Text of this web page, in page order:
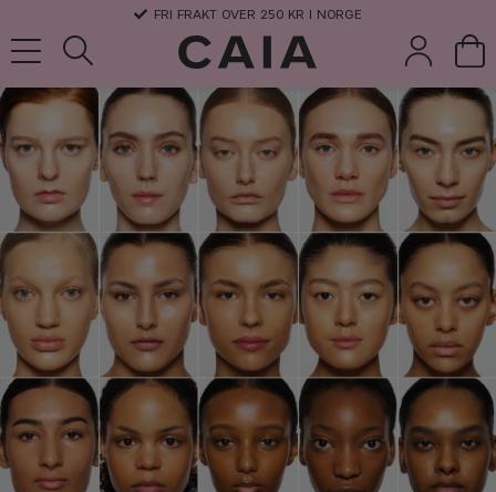
3-5 DAGERS LEVERANSTID
koster &
tilbehør
parfyme kits & sets tørrsjampo